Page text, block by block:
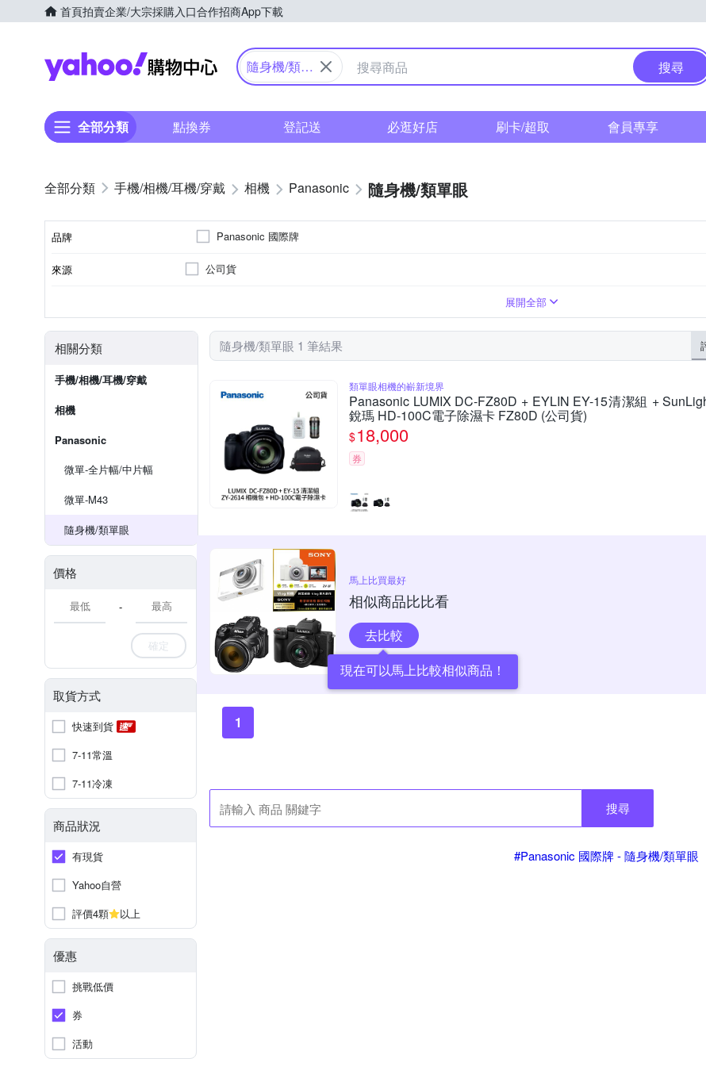
首頁拍賣企業/大宗採購入口合作招商App下載
Yahoo購物中心
隨身機/類單
搜尋
全部分類 點換券 登記送 必逛好店 刷卡/超取 會員專享
手機/相機/耳機/穿戴 相機 Panasonic 隨身機/類單眼
品牌 Panasonic 國際牌
來源 公司貨
展開全部
相關分類
手機/相機/耳機/穿戴
相機
Panasonic
微單-全片幅/中片幅
微單-M43
隨身機/類單眼
價格
-
確定
取貨方式
快速到貨
7-11常溫
7-11冷凍
商品狀況
有現貨
Yahoo自營
評價4顆
以上
優惠
挑戰低價
券
活動
隨身機/類單眼 1 筆結果
類單眼相機的嶄新境界
Panasonic LUMIX DC-FZ80D + EYLIN EY-15清潔組 +
銳瑪 HD-100C電子除濕卡 FZ80D (公司貨)
$18,000
券
馬上比買最好
相似商品比比看
去比較
現在可以馬上比較相似商品！
1
搜尋
#Panasonic 國際牌 - 隨身機/類單眼